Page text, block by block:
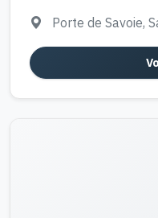
Porte de Savoie,